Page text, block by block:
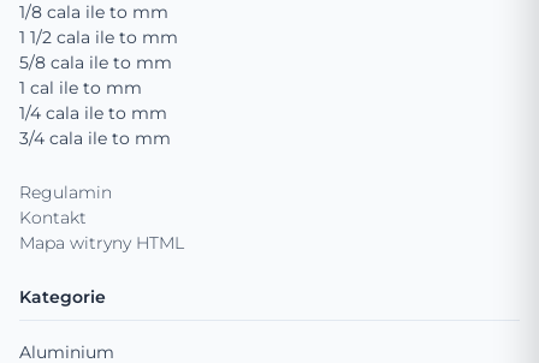
1/8 cala ile to mm
1 1/2 cala ile to mm
5/8 cala ile to mm
1 cal ile to mm
1/4 cala ile to mm
3/4 cala ile to mm
Regulamin
Kontakt
Mapa witryny HTML
Kategorie
Aluminium